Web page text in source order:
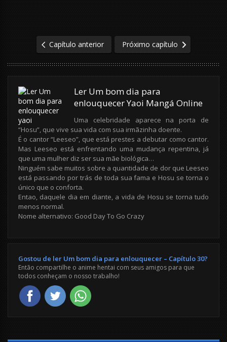
Capítulo anterior Próximo capítulo
Ler Um bom dia para
enlouquecer Yaoi Mangá Online
Uma celebridade aparece na porta de
“Hosu”, que vive sua vida com sua irmãzinha doente.
É o cantor “Leeseo”, que está prestes a debutar como cantor.
Mas Leeseo está enfrentando uma mudança repentina, já
que uma mulher diz ser sua mãe biológica…
Ninguém sabe muitos sobre a quantidade de dor que Leeseo
está passando por trás de toda sua fama e Hosu se torna o
único que o conforta.
Entao, daquele dia em diante, a vida de Hosu se torna tudo
menos normal.
Nome alternativo: Good Day To Go Crazy
Gostou de ler Um bom dia para enlouquecer – Capítulo 30?
Então compartilhe o anime hentai com seus amigos para que
todos conheçam o nosso trabalho!